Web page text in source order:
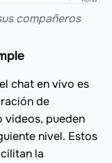
compañeros
chat en vivo es
de
videos, pueden
nivel. Estos
la